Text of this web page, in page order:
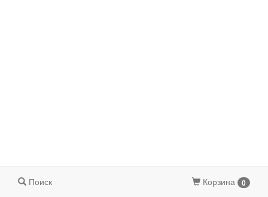
Поиск Корзина 0